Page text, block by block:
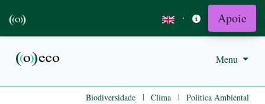
· Apoie
Menu
Biodiversidade | Clima | Politica Ambiental